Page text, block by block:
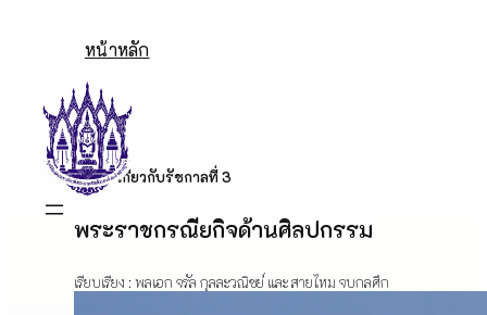
หน้าหลัก
เกี่ยวกับรัชกาลที่ 3
พระราชกรณียกิจด้านศิลปกรรม
เรียบเรียง : พลเอก จรัล กุลละวณิชย์ และ สายไหม จบกลศึก